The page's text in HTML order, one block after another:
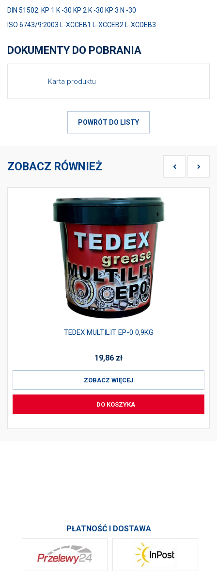
DIN 51502: KP 1 K -30 KP 2 K -30 KP 3 N -30
ISO 6743/9:2003 L-XCCEB1 L-XCCEB2 L-XCDEB3
DOKUMENTY DO POBRANIA
Karta produktu
POWRÓT DO LISTY
ZOBACZ RÓWNIEŻ
TEDEX MULTILIT EP-0 0,9KG
19,86 zł
ZOBACZ WIĘCEJ
DO KOSZYKA
PŁATNOŚĆ I DOSTAWA